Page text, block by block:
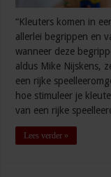
“Kleuters komen in
allerlei begrippen en
wanneer deze
aldus Mike Nijskens,
een rijke
hoe stimuleer je
van een rijke
Lees verder »